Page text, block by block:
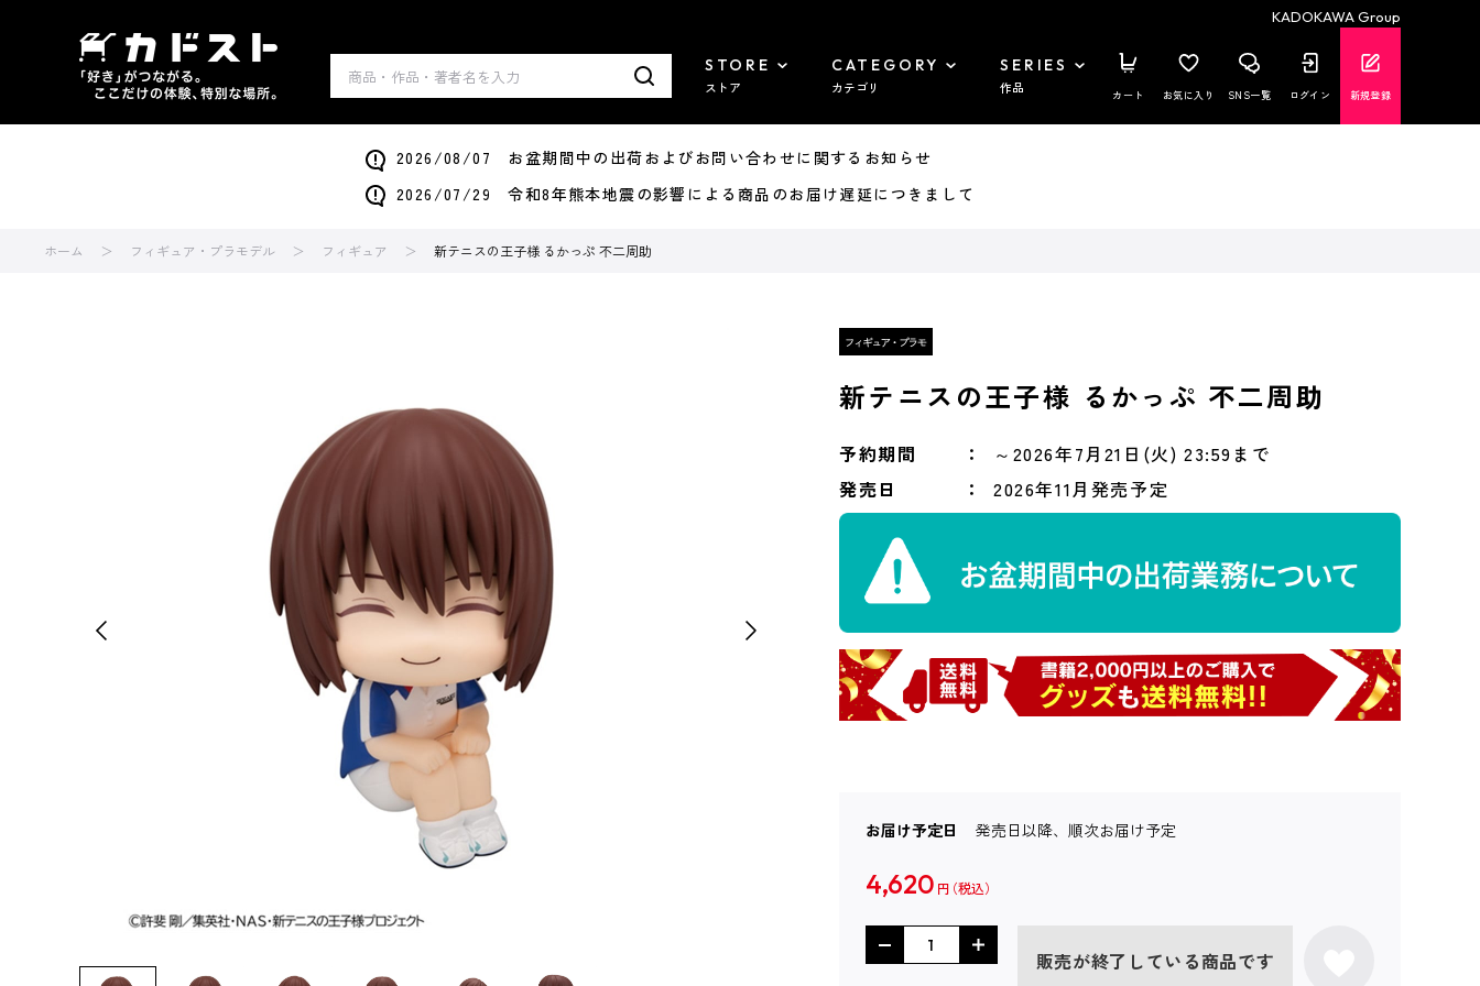
KADOKAWA Group
STORE
ストア
CATEGORY
カテゴリ
SERIES
作品 カート お気に入り SNS一覧 ログイン 新規登録
2026/08/07 お盆期間中の出荷およびお問い合わせに関するお知らせ
2026/07/29 令和8年熊本地震の影響による商品のお届け遅延につきまして
ホーム フィギュア・プラモデル フィギュア 新テニスの王子様 るかっぷ 不二周助
新テニスの王子様 るかっぷ 不二周助
予約期間
～2026年7月21日(火) 23:59まで
発売日
2026年11月発売予定
お届け予定日 発売日以降、順次お届け予定
4,620 円
販売が終了している商品です